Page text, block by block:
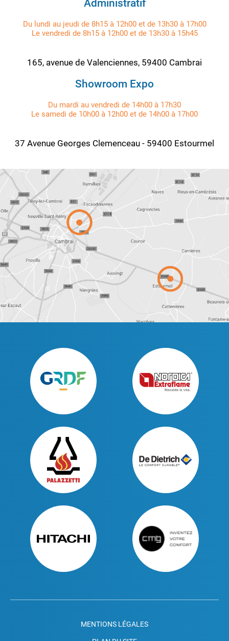
Administratif
Du lundi au jeudi de 8h15 à 12h00 et de 13h30 à 17h00
Le vendredi de 8h15 à 12h00 et de 13h30 à 15h45
165, avenue de Valenciennes, 59400 Cambrai
Showroom Expo
Du mardi au vendredi de 14h00 à 17h30
Le samedi de 10h00 à 12h00 et de 14h00 à 17h00
37 Avenue Georges Clemenceau - 59400 Estourmel
MENTIONS LÉGALES